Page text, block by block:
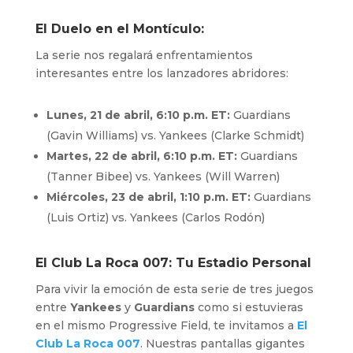
El Duelo en el Montículo:
La serie nos regalará enfrentamientos
interesantes entre los lanzadores abridores:
Lunes, 21 de abril, 6:10 p.m. ET:Guardians
(Gavin Williams) vs. Yankees (Clarke Schmidt)
Martes, 22 de abril, 6:10 p.m. ET:Guardians
(Tanner Bibee) vs. Yankees (Will Warren)
Miércoles, 23 de abril, 1:10 p.m. ET:Guardians
(Luis Ortiz) vs. Yankees (Carlos Rodón)
El Club La Roca 007: Tu Estadio Personal
Para vivir la emoción de esta serie de tres juegos
entre Yankeesy Guardianscomo si estuvieras
en el mismo Progressive Field, te invitamos a El
Club La Roca 007. Nuestras pantallas gigantes